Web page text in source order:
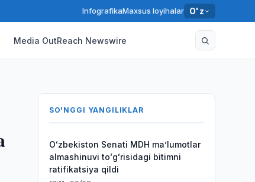
InfografikaMaxsus loyihalar O'z
Media OutReach Newswire
SO'NGGI YANGILIKLAR
Oʻzbekiston Senati MDH maʼlumotlar
almashinuvi toʻgʻrisidagi bitimni
ratifikatsiya qildi